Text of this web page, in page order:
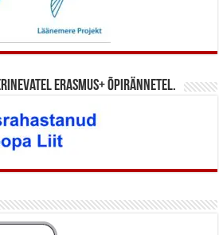
Erasmus+ õpirännetel.